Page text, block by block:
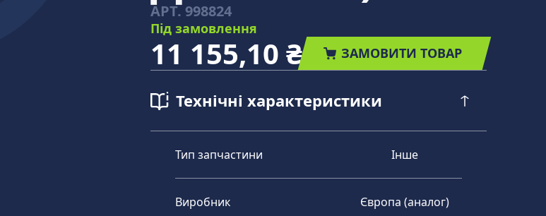
АРТ. 998824
Під замовлення
11 155,10 ₴ ЗАМОВИТИ ТОВАР
Технічні характеристики
Тип запчастини Інше
Виробник Європа (аналог)